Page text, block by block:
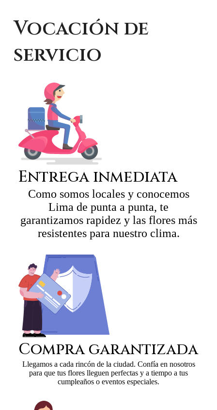
Vocación de
servicio
Entrega inmediata
Como somos locales y conocemos
Lima de punta a punta, te
garantizamos rapidez y las flores más
resistentes para nuestro clima.
Compra garantizada
Llegamos a cada rincón de la ciudad. Confía en nosotros
para que tus flores lleguen perfectas y a tiempo a tus
cumpleaños o eventos especiales.